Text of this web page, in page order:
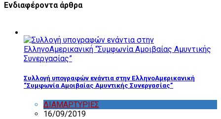
Ενδιαφέροντα άρθρα
Συλλογή υπογραφών ενάντια στην ΕλληνοΑμερικανική
“Συμφωνία Αμοιβαίας Αμυντικής Συνεργασίας”
ΔΙΑΜΑΡΤΥΡΙΕΣ
16/09/2019